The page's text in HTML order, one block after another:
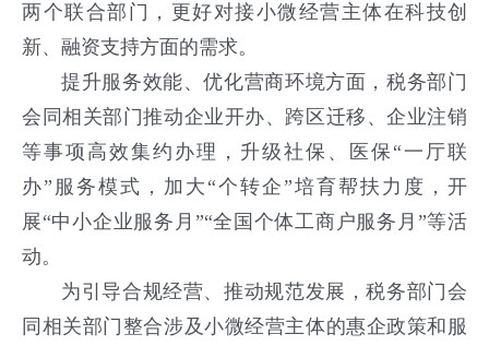
两个联合部门，更好对接小微经营主体在科技创
新、融资支持方面的需求。
提升服务效能、优化营商环境方面，税务部门
会同相关部门推动企业开办、跨区迁移、企业注销
等事项高效集约办理，升级社保、医保 “一厅联
办”服务模式，加大“个转企”培育帮扶力度，开
展“中小企业服务月”“全国个体工商户服务月”等活
动。
为引导合规经营、推动规范发展，税务部门会
同相关部门整合涉及小微经营主体的惠企政策和服